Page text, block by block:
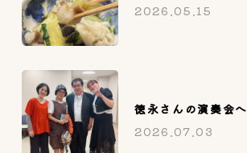
2026.05.15
徳永さんの演奏会へ
2026.07.03